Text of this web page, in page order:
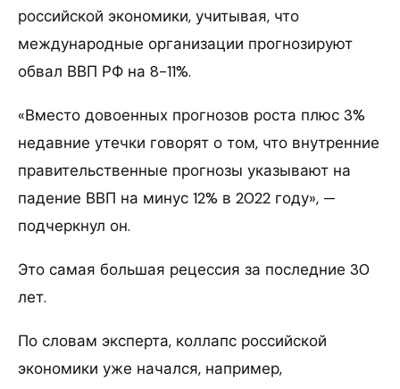
российской экономики, учитывая, что
международные организации прогнозируют
обвал ВВП РФ на 8-11%.
«Вместо довоенных прогнозов роста плюс 3%
недавние утечки говорят о том, что внутренние
правительственные прогнозы указывают на
падение ВВП на минус 12% в 2022 году», —
подчеркнул он.
Это самая большая рецессия за последние 30
лет.
По словам эксперта, коллапс российской
экономики уже начался, например,